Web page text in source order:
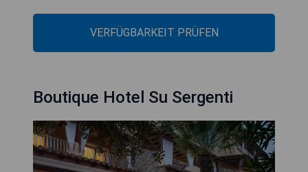
VERFÜGBARKEIT PRÜFEN
Boutique Hotel Su Sergenti